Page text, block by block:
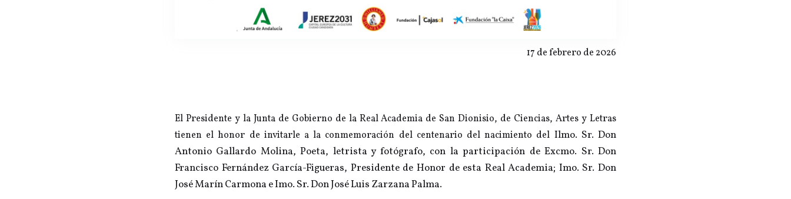
17 de febrero de 2026
El Presidente y la Junta de Gobierno de la Real Academia de San Dionisio, de Ciencias, Artes y Letras
tienen el honor de invitarle a la conmemoración del centenario del nacimiento del Ilmo. Sr. Don
Antonio Gallardo Molina,Poeta, letrista y fotógrafo, con la participación deExcmo. Sr. Don
Francisco Fernández García-Figueras, Presidente de Honor de esta Real Academia; Imo. Sr. Don
José Marín Carmona eImo. Sr. Don José Luis Zarzana Palma.